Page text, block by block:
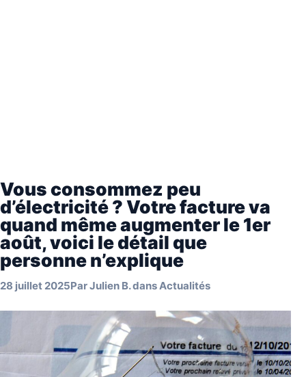
Vous consommez peu
d’électricité ? Votre facture va
quand même augmenter le 1er
août, voici le détail que
personne n’explique
28 juillet 2025ParJulien B.dansActualités